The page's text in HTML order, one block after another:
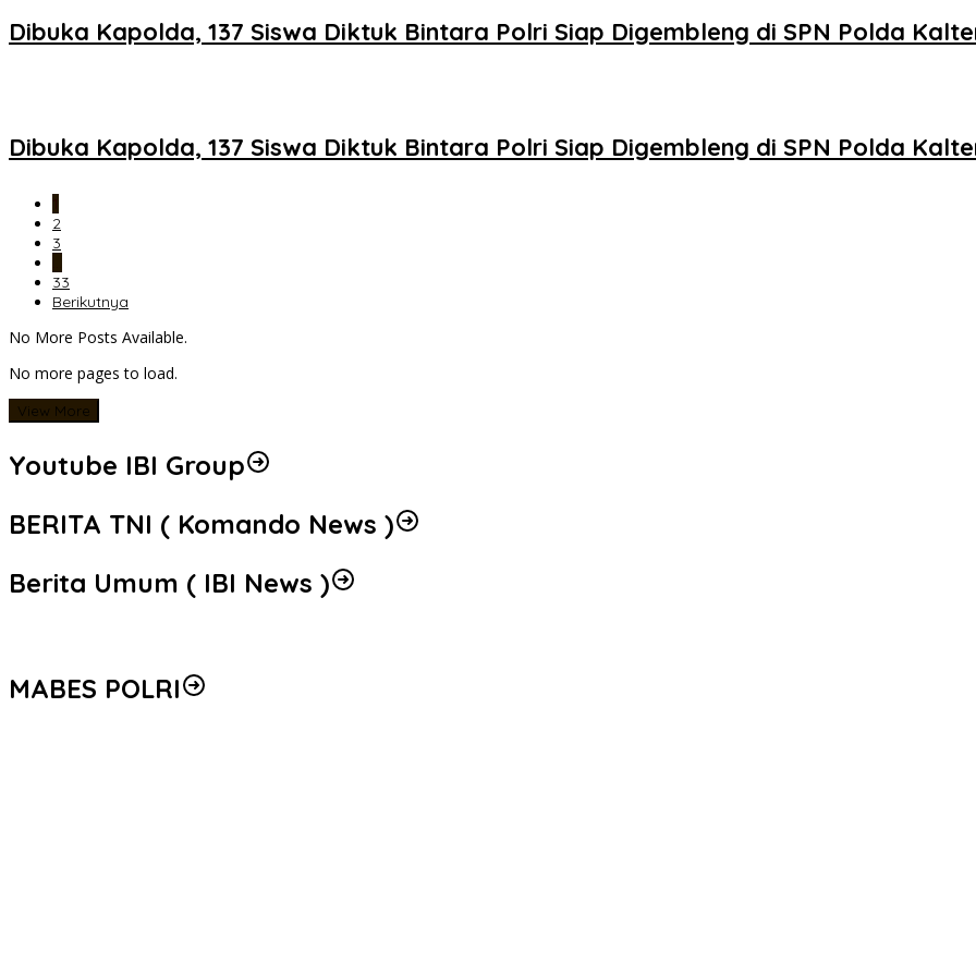
Dibuka Kapolda, 137 Siswa Diktuk Bintara Polri Siap Digembleng di SPN Polda
Dibuka Kapolda, 137 Siswa Diktuk Bintara Polri Siap Digembleng di SPN Polda
2
3
33
Berikutnya
No More Posts Available.
No more pages to load.
View More
Youtube IBI Group
BERITA TNI ( Komando News )
Berita Umum ( IBI News )
MABES POLRI